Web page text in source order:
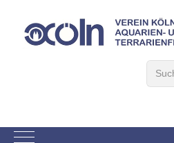
Mobile Menu Toggle